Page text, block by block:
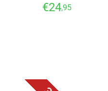
€24,95